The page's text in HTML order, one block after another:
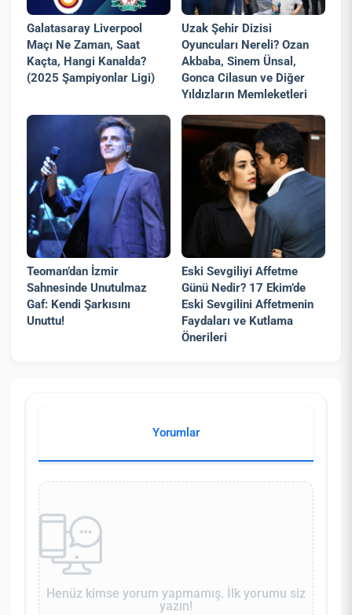
Galatasaray Liverpool
Maçı Ne Zaman, Saat
Kaçta, Hangi Kanalda?
(2025 Şampiyonlar Ligi)
Uzak Şehir Dizisi
Oyuncuları Nereli? Ozan
Akbaba, Sinem Ünsal,
Gonca Cilasun ve Diğer
Yıldızların Memleketleri
Teoman’dan İzmir
Sahnesinde Unutulmaz
Gaf: Kendi Şarkısını
Unuttu!
Eski Sevgiliyi Affetme
Günü Nedir? 17 Ekim’de
Eski Sevgilini Affetmenin
Faydaları ve Kutlama
Önerileri
Yorumlar
Henüz kimse yorum yapmamış. İlk yorumu siz
yazın!